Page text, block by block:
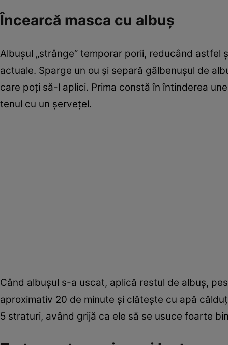
Încearcă masca cu albuş
Albuşul „strânge“ temporar porii, reducând
actuale. Sparge un ou şi separă gălbenuşul de
care poţi să-l aplici. Prima constă în întinderea
tenul cu un şerveţel.
Când albuşul s-a uscat, aplică restul de albuş,
aproximativ 20 de minute şi clăteşte cu apă
5 straturi, având grijă ca ele să se usuce foarte